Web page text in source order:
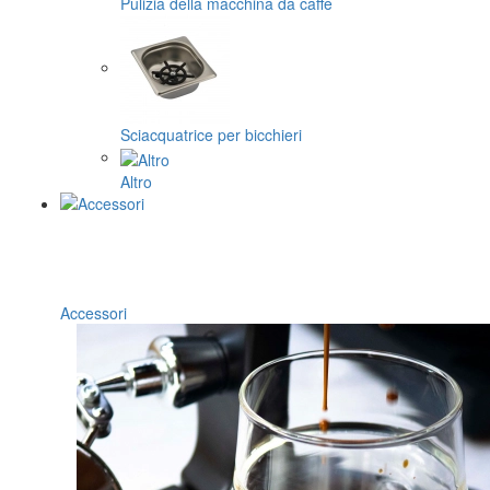
Sciacquatrice per bicchieri
Altro
Accessori